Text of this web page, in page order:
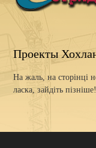
Про компанію
Послуги
НАШИ ПРОЕКТЫ
Проекты
На жаль, на сторінці
ласка, зайдіть пізніше!